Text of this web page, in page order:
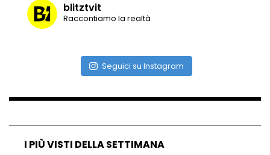
crollo
Camera, seduta sospesa per un malore
blitztvit
Raccontiamo la realtà
Seguici su Instagram
I PIÙ VISTI DELLA SETTIMANA